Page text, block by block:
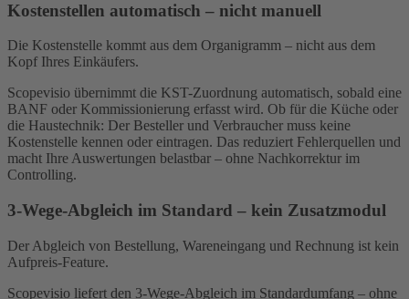
Kostenstellen automatisch – nicht manuell
Die Kostenstelle kommt aus dem Organigramm – nicht aus dem
Kopf Ihres Einkäufers.
Scopevisio übernimmt die KST-Zuordnung automatisch, sobald eine
BANF oder Kommissionierung erfasst wird. Ob für die Küche oder
die Haustechnik: Der Besteller und Verbraucher muss keine
Kostenstelle kennen oder eintragen. Das reduziert Fehlerquellen und
macht Ihre Auswertungen belastbar – ohne Nachkorrektur im
Controlling.
3-Wege-Abgleich im Standard – kein Zusatzmodul
Der Abgleich von Bestellung, Wareneingang und Rechnung ist kein
Aufpreis-Feature.
Scopevisio liefert den 3-Wege-Abgleich im Standardumfang – ohne